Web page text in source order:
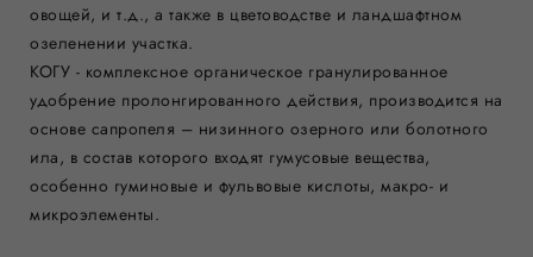
овощей, и т.д., а также в цветоводстве и ландшафтном
озеленении участка.
КОГУ - комплексное органическое гранулированное
удобрение пролонгированного действия, производится на
основе сапропеля – низинного озерного или болотного
ила, в состав которого входят гумусовые вещества,
особенно гуминовые и фульвовые кислоты, макро- и
микроэлементы.